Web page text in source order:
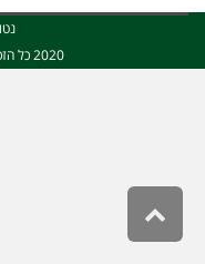
2020 כל הזכויות שמורות (c) שרון בר גיל.
לראש